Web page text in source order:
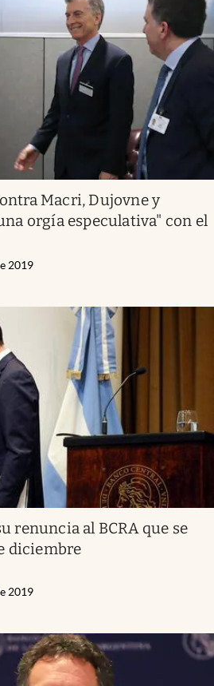
Macri, Dujovne y
orgía especulativa" con el
2019
renuncia al BCRA que se
diciembre
2019